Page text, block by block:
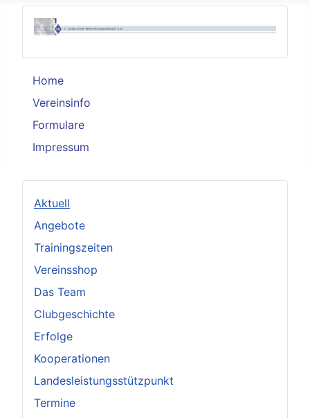
Home
Vereinsinfo
Formulare
Impressum
Aktuell
Angebote
Trainingszeiten
Vereinsshop
Das Team
Clubgeschichte
Erfolge
Kooperationen
Landesleistungsstützpunkt
Termine